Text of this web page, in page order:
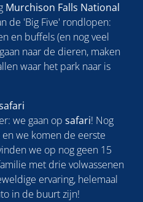
Murchison Falls National
de 'Big Five' rondlopen:
en buffels (en nog veel
naar de dieren, maken
waar het park naar is
we gaan op safari! Nog
we komen de eerste
we op nog geen 15
met drie volwassenen
ervaring, helemaal
in de buurt zijn!